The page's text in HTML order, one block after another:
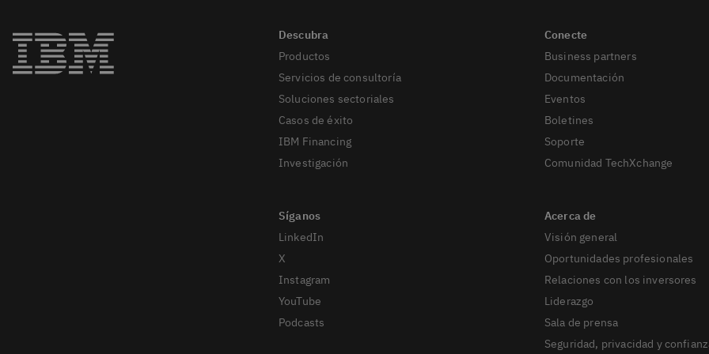
Productos
Servicios de consultoría
Soluciones sectoriales
Casos de éxito
IBM Financing
Investigación
LinkedIn
X
Instagram
YouTube
Podcasts
Business partners
Documentación
Eventos
Boletines
Soporte
Comunidad TechXchange
Visión general
Oportunidades profesionales
Relaciones con los inversores
Liderazgo
Sala de prensa
Seguridad, privacidad y